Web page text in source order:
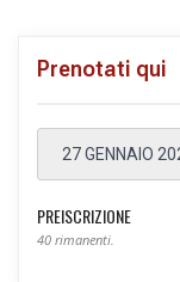
Prenotati qui
27 GENNAIO
PREISCRIZIONE
40 rimanenti.